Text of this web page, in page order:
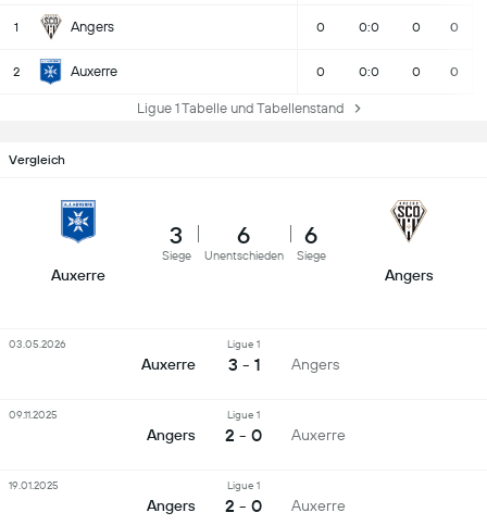
1 Angers 0 0:0 0 0
2 Auxerre 0 0:0 0 0
Ligue 1 Tabelle und Tabellenstand
Vergleich
Auxerre
3
Siege
6
Unentschieden
6
Siege
Angers
Auxerre
Ligue 1
3 - 1 Angers
03.05.2026
Angers
Ligue 1
2 - 0 Auxerre
09.11.2025
Angers
Ligue 1
2 - 0 Auxerre
19.01.2025